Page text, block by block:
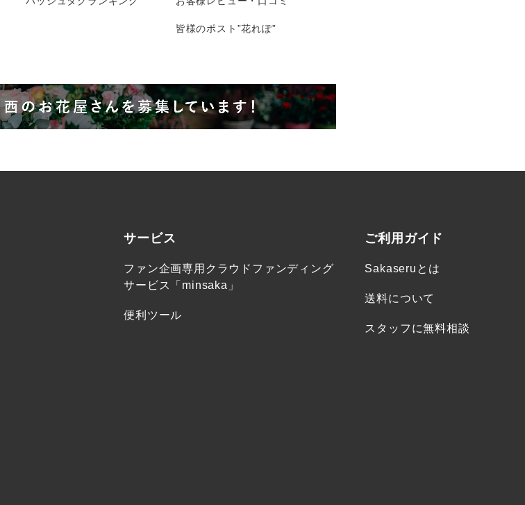
皆様のポスト”花れぽ”
サービス
ファン企画専用クラウドファンディング
サービス「minsaka」
便利ツール
ご利用ガイド
Sakaseruとは
送料について
スタッフに無料相談